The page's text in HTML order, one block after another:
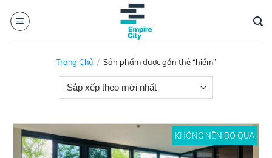
Trang Chủ / Sản phẩm được gắn thẻ “hiếm”
KHÔNG NÊN BỎ QUA